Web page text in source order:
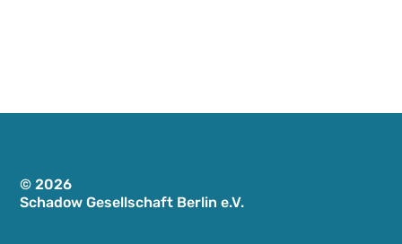
© 2026
Schadow Gesellschaft Berlin e.V.